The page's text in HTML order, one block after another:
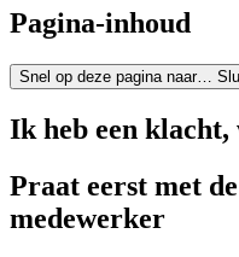
Pagina-inhoud
Snel op deze pagina naar…
Ik heb een klacht,
Praat eerst met
medewerker